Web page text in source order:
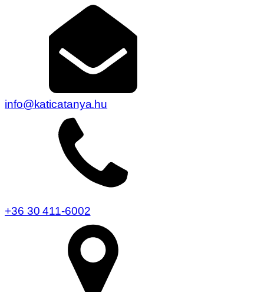
info@katicatanya.hu
+36 30 411-6002